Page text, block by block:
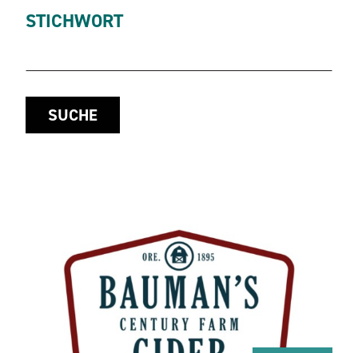
STICHWORT
SUCHE